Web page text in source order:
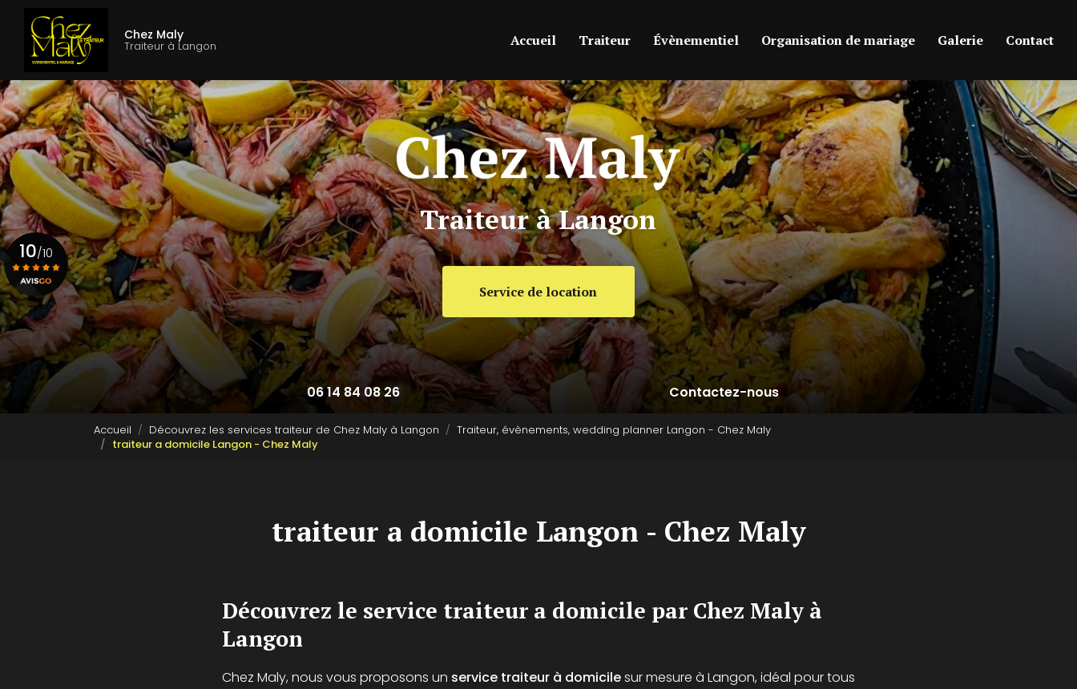
contenu
principal
Chez Maly
Traiteur à Langon
Accueil
Traiteur Évènementiel Organisation de mariage Galerie Contact
Traiteur à Langon
Service de location
06 14 84 08 26 Contactez-nous
10/10
Voir le certificat
Accueil Découvrez les services traiteur de Chez Maly à Langon
Traiteur, évènements, wedding planner Langon - Chez Maly
traiteur a domicile Langon - Chez Maly
traiteur a domicile Langon - Chez Maly
Découvrez le service traiteur a domicile par Chez Maly à
Langon
Chez Maly, nous vous proposons un service traiteur à domicilesur mesure à Langon, idéal pour tous